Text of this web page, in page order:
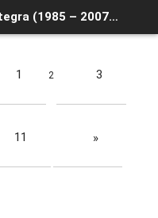
3D модели Honda/Acura Integra (1985 – 2007) - Страница 2 - Список форумов
1 2 3
11 »